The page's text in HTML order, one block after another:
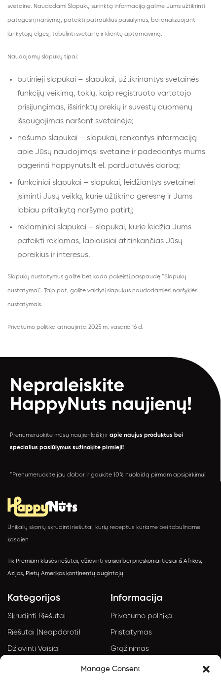
Manage Consent
svetaine. Naudodami Slapukų surinktą informaciją galime Jums užtikrinti
patogesnį naršymą, pateikti patrauklius pasiūlymus, bei analizuojant
lankytojų elgesį, tobulinti svetainę ir klientų aptarnavimą.
Naudojamų slapukų tipai:
būtinieji slapukai – slapukai, užtikrinantys svetainės
funkcijų veikimą, tokių, kaip registruoto vartotojo
prisijungimas, išsirinktų prekių ir suvestų duomenų
išsaugojimas naršant svetainėje;
našumo slapukai – slapukai, renkantys informaciją
apie Jūsų naudojimąsi svetaine ir padedantys mums
pagerinti happynuts.lt el. parduotuvės darbą;
funkciniai slapukai – slapukai, leidžiantys svetainei
įsiminti Jūsų veiklą, kurie užtikrina geresnę ir Jums
labiau pritaikytą naršymo patirtį;
reklaminiai slapukai – slapukai, kurie leidžia Jums
pateikti reklamas, labiausiai atitinkančias Jūsų
poreikius ir interesus.
Slapukų nustatymus galite bet kada pakeisti paspaudę “Slapukų
nustatymai”. Taip pat, galite valdyti slapukus naudodamiesi naršyklės
nustatymais.
Privatumo politika atnaujinta 2025 m. vasario 16 d.
Nepraleiskite
HappyNuts naujienų!
Prenumeruokite mūsų naujienlaiškį ir apie naujus produktus bei
specialius pasiūlymus sužinokite pirmieji!
*Prenumeruokite jau dabar ir gaukite 10% nuolaidą pirmam apsipirkimui!
Unikalių skonių skrudinti riešutai, kurių receptus kuriame bei tobuliname
kasdien
Tik Premium klasės riešutai, džiovinti vaisiai bei prieskoniai tiesiai iš Afrikos,
Azijos, Pietų Amerikos kontinentų augintojų
Kategorijos
Skrudinti Riešutai
Riešutai (Neapdoroti)
Džiovinti Vaisiai
Informacija
Privatumo politika
Pristatymas
Grąžinimas
Taisyklės ir sąlygos